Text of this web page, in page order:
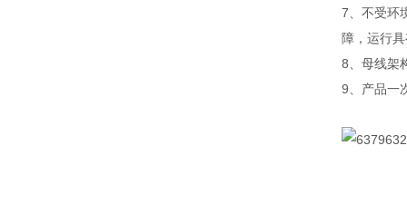
7、不受环
障，运行
8、母线架
9、产品一